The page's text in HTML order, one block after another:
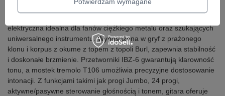
elektryczna idealna dla fanów ciężkiego metalu oraz szukających
uniwersalnego instrumentu. Wyposażona w gryf z prażonego
klonu i korpus z okume z topem z topoli Burl, zapewnia stabilność
i doskonałe brzmienie. Przetworniki IBZ-6 gwarantują klarowność
tonu, a mostek tremolo T106 umożliwia precyzyjne dostosowanie
intonacji. Z funkcjami takimi jak progi Jumbo, 24 progi,
aktywne/pasywne sterowanie głośnością i tonem, gitara oferuje
Potwierdzam wymagane